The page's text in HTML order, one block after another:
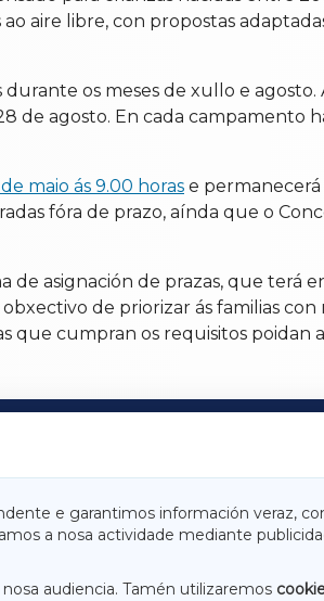
aire libre, con propostas
os meses de xullo e agosto.
de agosto. En cada
maio ás 9.00 horas e permanecerá
fóra de prazo, aínda que o
de asignación de prazas, que terá
de priorizar ás familias
que cumpran os requisitos poidan
e garantimos información veraz,
a nosa actividade mediante
audiencia. Tamén utilizaremos